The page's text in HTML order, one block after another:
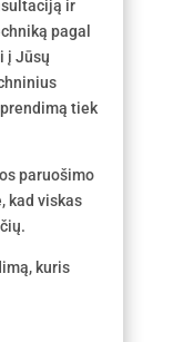
ir
pagal
į Jūsų
tiek
paruošimo
kad viskas
kuris